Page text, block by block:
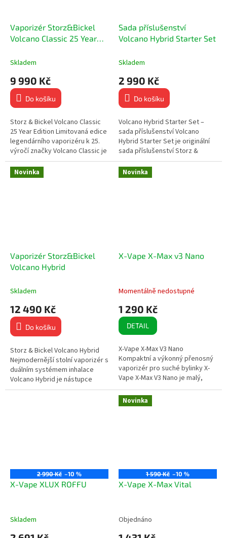
Vaporizér Storz&Bickel
Volcano Classic 25 Year
Skladem
9 990 Kč
Do košíku
Storz & Bickel Volcano Classic
25 Year Edition Limitovaná edice
legendárního vaporizéru k 25.
výročí značky Volcano Classic je
synonymem pro špičkovou
kvalitu,...
Sada příslušenství
Volcano Hybrid Starter Set
Skladem
2 990 Kč
Do košíku
Volcano Hybrid Starter Set –
sada příslušenství Volcano
Hybrid Starter Set je originální
sada příslušenství Storz &
Bickel, určená pro veškeré
vaporizéry Volcano....
Novinka
Vaporizér Storz&Bickel
Volcano Hybrid
Skladem
12 490 Kč
Do košíku
Storz & Bickel Volcano Hybrid
Nejmodernější stolní vaporizér s
duálním systémem inhalace
Volcano Hybrid je nástupce
legendárního modelu Volcano
Novinka
X-Vape X-Max v3 Nano
Momentálně nedostupné
1 290 Kč
DETAIL
X-Vape X-Max V3 Nano
Kompaktní a výkonný přenosný
vaporizér pro suché bylinky X-
Vape X-Max V3 Nano je malý,
lehký a diskrétní vaporizér,
který nabízí vysokou kvalitu
páry i...
2 990 Kč –10 %
X-Vape XLUX ROFFU
Skladem
Novinka
1 590 Kč –10 %
X-Vape X-Max Vital
Objednáno